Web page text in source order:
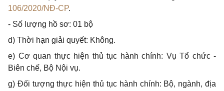
106/2020/NĐ-CP.
- Số lượng hồ sơ: 01 bộ
d) Thời hạn giải quyết: Không.
e) Cơ quan thực hiện thủ tục hành chính: Vụ Tổ chức -
Biên chế, Bộ Nội vụ.
g) Đối tượng thực hiện thủ tục hành chính: Bộ, ngành, địa